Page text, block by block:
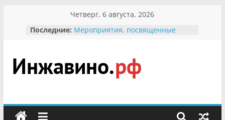
содержимому
Четверг, 6 августа, 2026
Последние: Мероприятия, посвященные
гражданин Инжавинского округа»
участнице Великой
Отечественной, фронтовичке
Безопасность в сети Интернет
Инжавино.рф
сельский
портал